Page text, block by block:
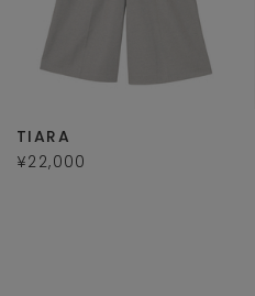
TIARA
¥22,000